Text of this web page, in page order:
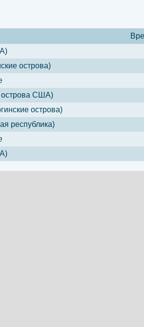
острова)
острова США)
острова)
республика)